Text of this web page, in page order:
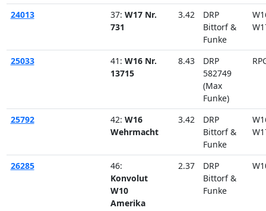
24013 37: W17 Nr.
731
3.42
DRP
Bittorf &
Funke
25033 41: W16 Nr.
13715
8.43
DRP
582749
(Max
Funke)
25792 42: W16
Wehrmacht
3.42
DRP
Bittorf &
Funke
26285
46:
Konvolut
W10
Amerika
2.37
DRP
Bittorf &
Funke